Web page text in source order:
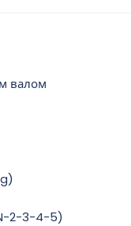
валом
N-2-3-4-5)